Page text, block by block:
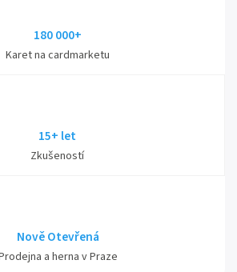
180 000+
Karet na cardmarketu
15+ let
Zkušeností
Nově Otevřená
a herna v Praze